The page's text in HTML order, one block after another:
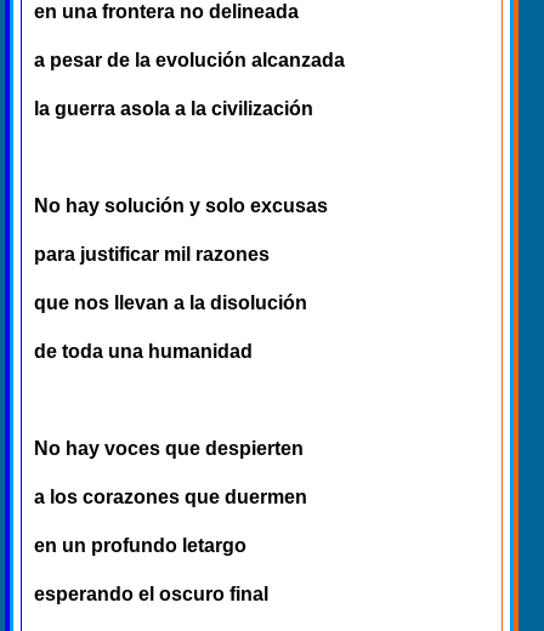
en una frontera no delineada
a pesar de la evolución alcanzada
la guerra asola a la civilización
No hay solución y solo excusas
para justificar mil razones
que nos llevan a la disolución
de toda una humanidad
No hay voces que despierten
a los corazones que duermen
en un profundo letargo
esperando el oscuro final